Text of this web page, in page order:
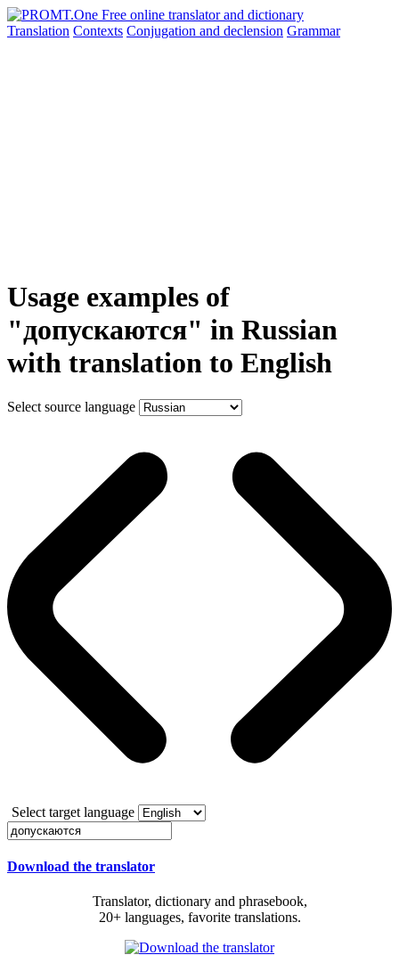
Translation Contexts Conjugation and declension Grammar
Usage examples of
"допускаются" in Russian
with translation to English
Select source language
Select target language
Download the translator
Translator, dictionary and phrasebook,
20+ languages, favorite translations.